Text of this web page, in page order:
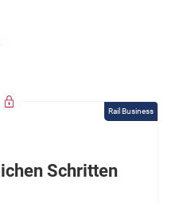
Rail Business
Schritten